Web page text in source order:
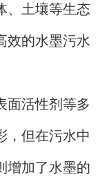
、土壤等生态
效的水墨污水
面活性剂等多
，但在污水中
增加了水墨的